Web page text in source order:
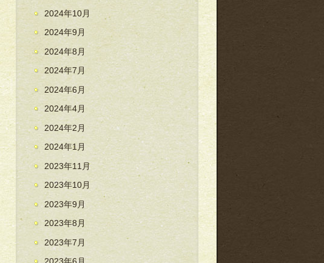
2024年10月
2024年9月
2024年8月
2024年7月
2024年6月
2024年4月
2024年2月
2024年1月
2023年11月
2023年10月
2023年9月
2023年8月
2023年7月